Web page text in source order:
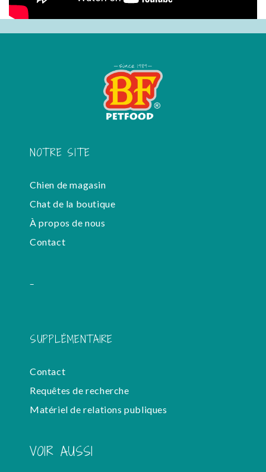
NOTRE SITE
Chien de magasin
Chat de la boutique
À propos de nous
Contact
-
SUPPLÉMENTAIRE
Contact
Requêtes de recherche
Matériel de relations publiques
VOIR AUSSI